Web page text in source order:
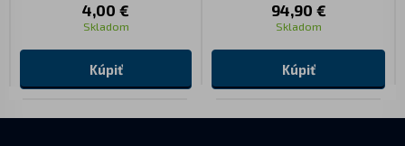
4,00 €
Skladom
Kúpiť
94,90 €
Skladom
Kúpiť